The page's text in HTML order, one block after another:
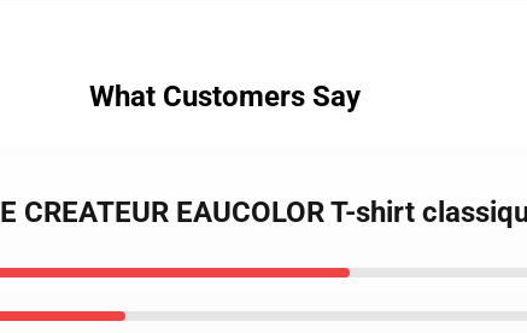
What Customers Say
CREATEUR EAUCOLOR T-shirt